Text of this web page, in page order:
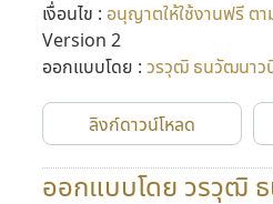
เงื่อนไข : อนุญาตให้ใช้งานฟรี
Version 2
ออกแบบโดย : วรวุฒิ ธนวัฒนาว
ลิงก์ดาวน์โหลด
ออกแบบโดย วรวุฒิ